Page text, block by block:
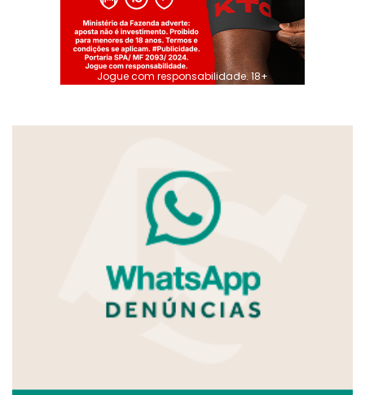
Jogue com responsabilidade. 18+